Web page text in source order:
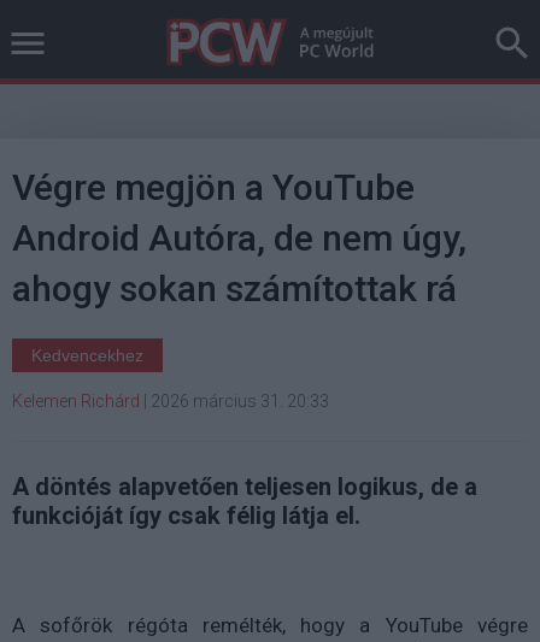
Végre megjön a YouTube
Android Autóra, de nem úgy,
ahogy sokan számítottak rá
Kedvencekhez
Kelemen Richárd 2026 március 31. 20:33
A döntés alapvetően teljesen logikus, de a
funkcióját így csak félig látja el.
A sofőrök régóta remélték, hogy a YouTube végre